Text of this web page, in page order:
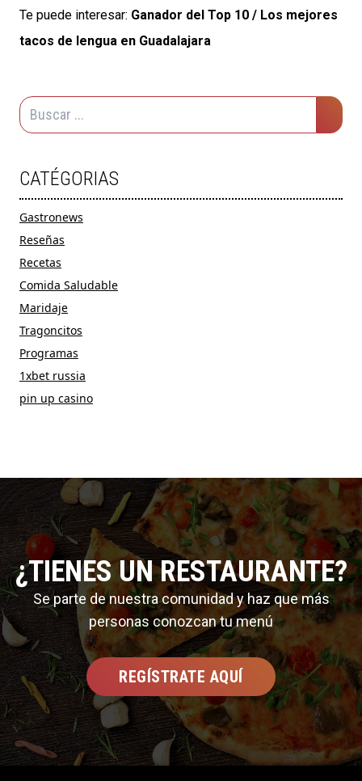
Te puede interesar: Ganador del Top 10 / Los mejores
tacos de lengua en Guadalajara
CATÉGORIAS
Gastronews
Reseñas
Recetas
Comida Saludable
Maridaje
Tragoncitos
Programas
1xbet russia
pin up casino
¿TIENES UN RESTAURANTE?
Se parte de nuestra comunidad y haz que más
personas conozcan tu menú
REGÍSTRATE AQUÍ